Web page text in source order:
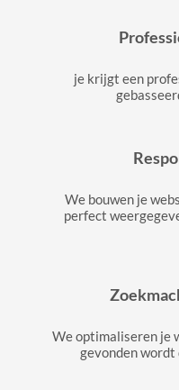
je krijgt een
We bouwen je
perfect
We optimaliseren je
gevonden